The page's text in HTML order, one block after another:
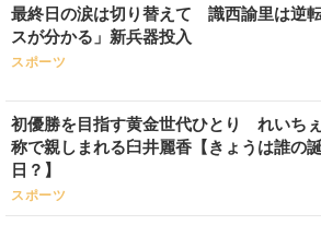
最終日の涙は切り替えて 識西諭里は逆
スが分かる」新兵器投入
スポーツ
初優勝を目指す黄金世代ひとり れいち
称で親しまれる臼井麗香【きょうは誰の
日？】
スポーツ